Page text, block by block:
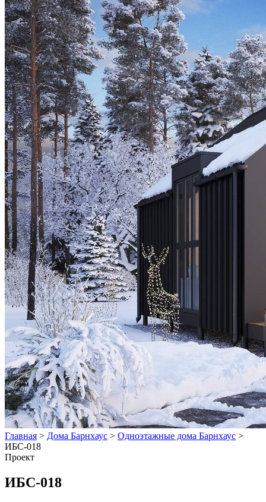
Главная > Дома Барнхаус > Одноэтажные дома Барнхаус >
ИБС-018
Проект
ИБС-018